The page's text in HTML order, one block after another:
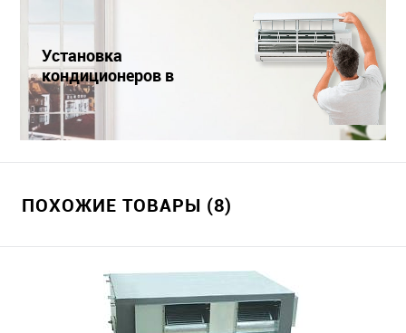
Установка
кондиционеров в
Краснодаре
ПОХОЖИЕ ТОВАРЫ (8)